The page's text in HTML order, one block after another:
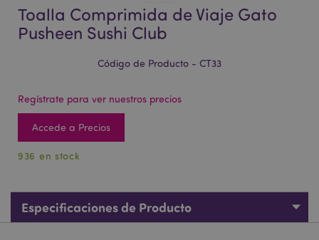
Toalla Comprimida de Viaje Gato
Pusheen Sushi Club
Código de Producto - CT33
Regístrate para ver nuestros precios
Accede a Precios
936 en stock
Especificaciones de Producto